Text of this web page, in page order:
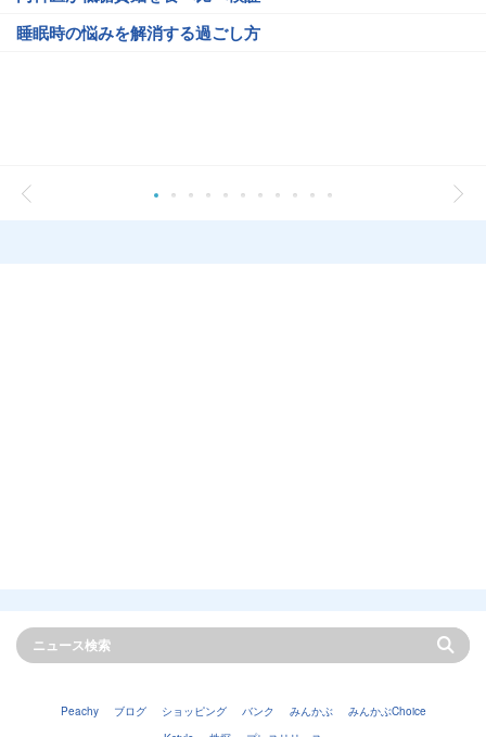
睡眠時の悩みを解消する過ごし方
Peachy ブログ ショッピング バンク みんかぶ
みんかぶChoice